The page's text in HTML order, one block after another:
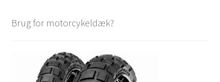
Brug for motorcykeldæk?